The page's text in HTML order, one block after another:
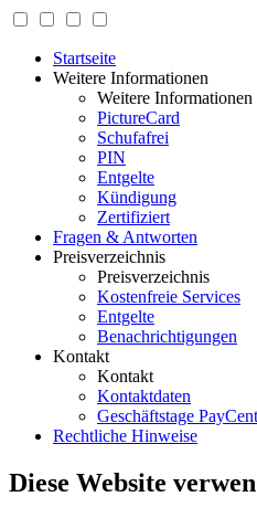
Startseite
Weitere Informationen
Weitere Informationen
PictureCard
Schufafrei
PIN
Entgelte
Kündigung
Zertifiziert
Fragen & Antworten
Preisverzeichnis
Preisverzeichnis
Kostenfreie Services
Entgelte
Benachrichtigungen
Kontakt
Kontakt
Kontaktdaten
Geschäftstage
Rechtliche Hinweise
Diese Website